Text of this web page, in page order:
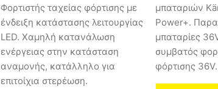
Φορτιστής ταχείας φόρτισης με
ένδειξη κατάστασης λειτουργίας
LED. Χαμηλή κατανάλωση
ενέργειας στην κατάσταση
αναμονής, κατάλληλο για
επιτοίχια στερέωση.
μπαταριών
Power+.
μπαταρίες
συμβατός
φόρτισης 36V.